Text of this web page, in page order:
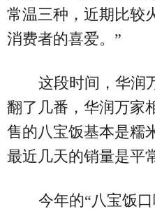
常温三种，近期比较
消费者的喜爱。”
这段时间，华润
翻了几番，华润万家
售的八宝饭基本是糯
最近几天的销量是平
今年的“八宝饭